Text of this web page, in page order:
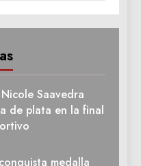
Saavedra
de plata en la final
medalla